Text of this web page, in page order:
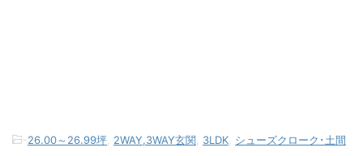
-26.00～26.99坪 2WAY,3WAY玄関 3LDK シューズクローク･土間